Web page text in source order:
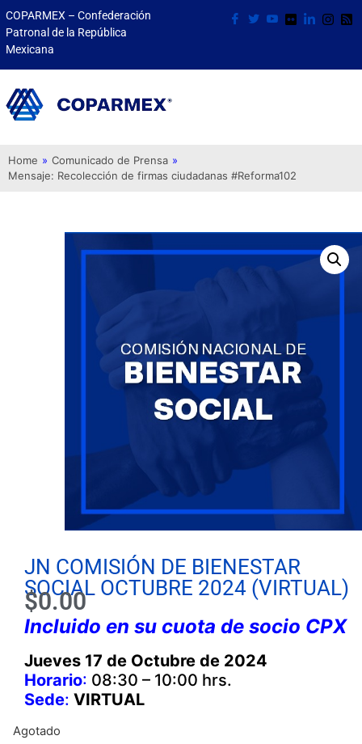
COPARMEX – Confederación
Patronal de la República
Mexicana
Home » Comunicado de Prensa »
Mensaje: Recolección de firmas ciudadanas #Reforma102
JN COMISIÓN DE BIENESTAR
SOCIAL OCTUBRE 2024 (VIRTUAL)
$0.00
Incluido en su cuota de socio CPX
Jueves 17 de Octubre de 2024
Horario: 08:30 – 10:00 hrs.
Sede: VIRTUAL
Agotado